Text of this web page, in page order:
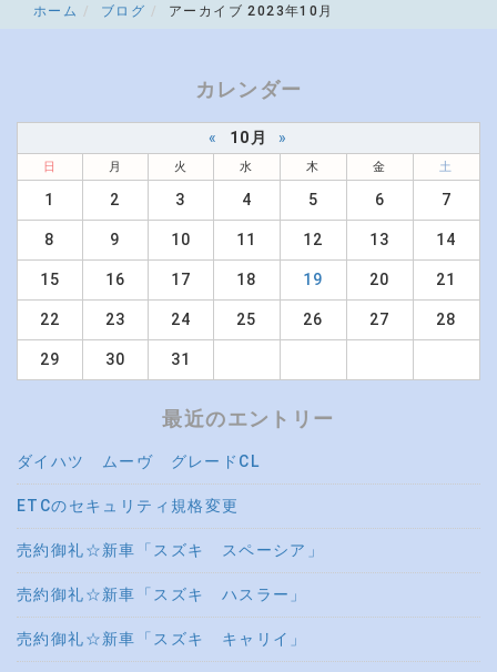
ホーム ブログ アーカイブ 2023年10月
カレンダー
« 10月 »
日 月 火 水 木 金 土
1 2 3 4 5 6 7
8 9 10 11 12 13 14
15 16 17 18 19 20 21
22 23 24 25 26 27 28
29 30 31
最近のエントリー
ダイハツ ムーヴ グレードCL
ETCのセキュリティ規格変更
売約御礼☆新車「スズキ スペーシア」
売約御礼☆新車「スズキ ハスラー」
売約御礼☆新車「スズキ キャリイ」